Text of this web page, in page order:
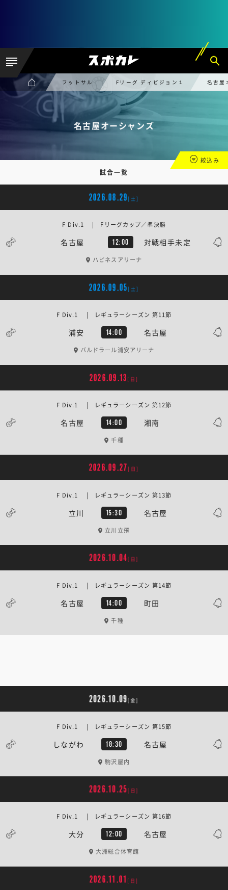
フットサル Fリーグ ディビジョン１ 名古屋
名古屋オーシャンズ
試合一覧
絞込み
2026.08.29 [土]
名古屋 12:00 対戦相手未定
F Div.1 | Fリーグカップ／準決勝
ハピネスアリーナ
2026.09.05 [土]
浦安 14:00 名古屋
F Div.1 | レギュラーシーズン 第11節
バルドラール浦安アリーナ
2026.09.13 [日]
名古屋 14:00 湘南
F Div.1 | レギュラーシーズン 第12節
千種
2026.09.27 [日]
立川 15:30 名古屋
F Div.1 | レギュラーシーズン 第13節
立川立飛
2026.10.04[日]
名古屋 14:00 町田
F Div.1 | レギュラーシーズン 第14節
千種
2026.10.09[金]
しながわ 18:30 名古屋
F Div.1 | レギュラーシーズン 第15節
駒沢屋内
2026.10.25[日]
大分 12:00 名古屋
F Div.1 | レギュラーシーズン 第16節
大洲総合体育館
2026.11.01 [日]